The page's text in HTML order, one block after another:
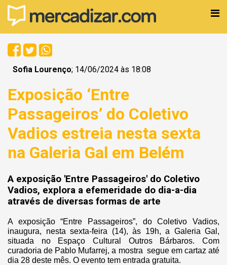
Sofia Lourenço; 14/06/2024 às 18:08
Exposição ‘Entre
Passageiros’ do Coletivo
Vadios estreia nesta sexta
na Galeria Gal em Belém
A exposição 'Entre Passageiros' do Coletivo
Vadios, explora a efemeridade do dia-a-dia
através de diversas formas de arte
A exposição “Entre Passageiros”, do Coletivo Vadios,
inaugura, nesta sexta-feira (14), às 19h, a Galeria Gal,
situada no Espaço Cultural Outros Bárbaros. Com
curadoria de Pablo Mufarrej, a mostra segue em cartaz até
dia 28 deste mês. O evento tem entrada gratuita.